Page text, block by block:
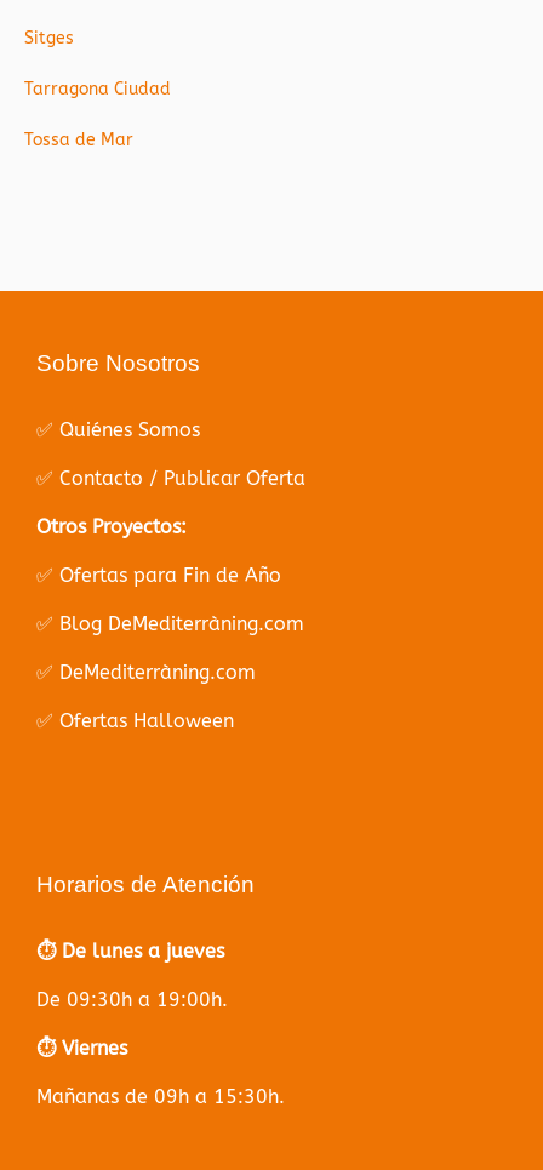
Sitges
Tarragona Ciudad
Tossa de Mar
Sobre Nosotros
✅ Quiénes Somos
✅ Contacto / Publicar Oferta
Otros Proyectos:
✅ Ofertas para Fin de Año
✅ Blog DeMediterràning.com
✅ DeMediterràning.com
✅ Ofertas Halloween
Horarios de Atención
⏱️ De lunes a jueves
De 09:30h a 19:00h.
⏱️ Viernes
Mañanas de 09h a 15:30h.